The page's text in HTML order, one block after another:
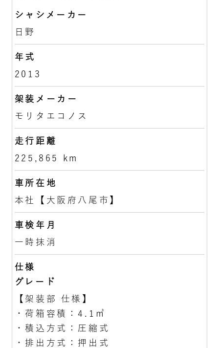
シャシメーカー
日野
年式
2013
架装メーカー
モリタエコノス
走行距離
225,865 km
車所在地
本社【大阪府八尾市】
車検年月
一時抹消
仕様
グレード
【架装部 仕様】
・荷箱容積：4.1㎥
・積込方式：圧縮式
・排出方式：押出式